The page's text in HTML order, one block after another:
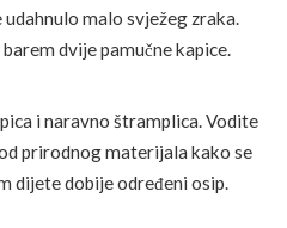
malo svježeg zraka.
dvije pamučne kapice.
i naravno štramplica. Vodite
prirodnog materijala kako se
dijete dobije određeni osip.